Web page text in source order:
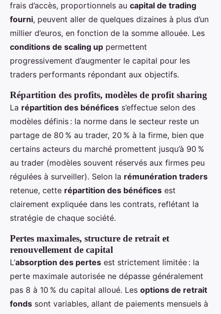
frais d’accès, proportionnels au capital de trading
fourni, peuvent aller de quelques dizaines à plus d’un
millier d’euros, en fonction de la somme allouée. Les
conditions de scaling up permettent
progressivement d’augmenter le capital pour les
traders performants répondant aux objectifs.
Répartition des profits, modèles de profit sharing
La répartition des bénéfices s’effectue selon des
modèles définis : la norme dans le secteur reste un
partage de 80 % au trader, 20 % à la firme, bien que
certains acteurs du marché promettent jusqu’à 90 %
au trader (modèles souvent réservés aux firmes peu
régulées à surveiller). Selon la rémunération traders
retenue, cette répartition des bénéfices est
clairement expliquée dans les contrats, reflétant la
stratégie de chaque société.
Pertes maximales, structure de retrait et
renouvellement de capital
L’absorption des pertes est strictement limitée : la
perte maximale autorisée ne dépasse généralement
pas 8 à 10 % du capital alloué. Les options de retrait
fonds sont variables, allant de paiements mensuels à